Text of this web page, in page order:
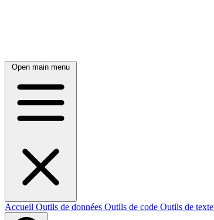
Open main menu
Accueil Outils de données Outils de code Outils de texte